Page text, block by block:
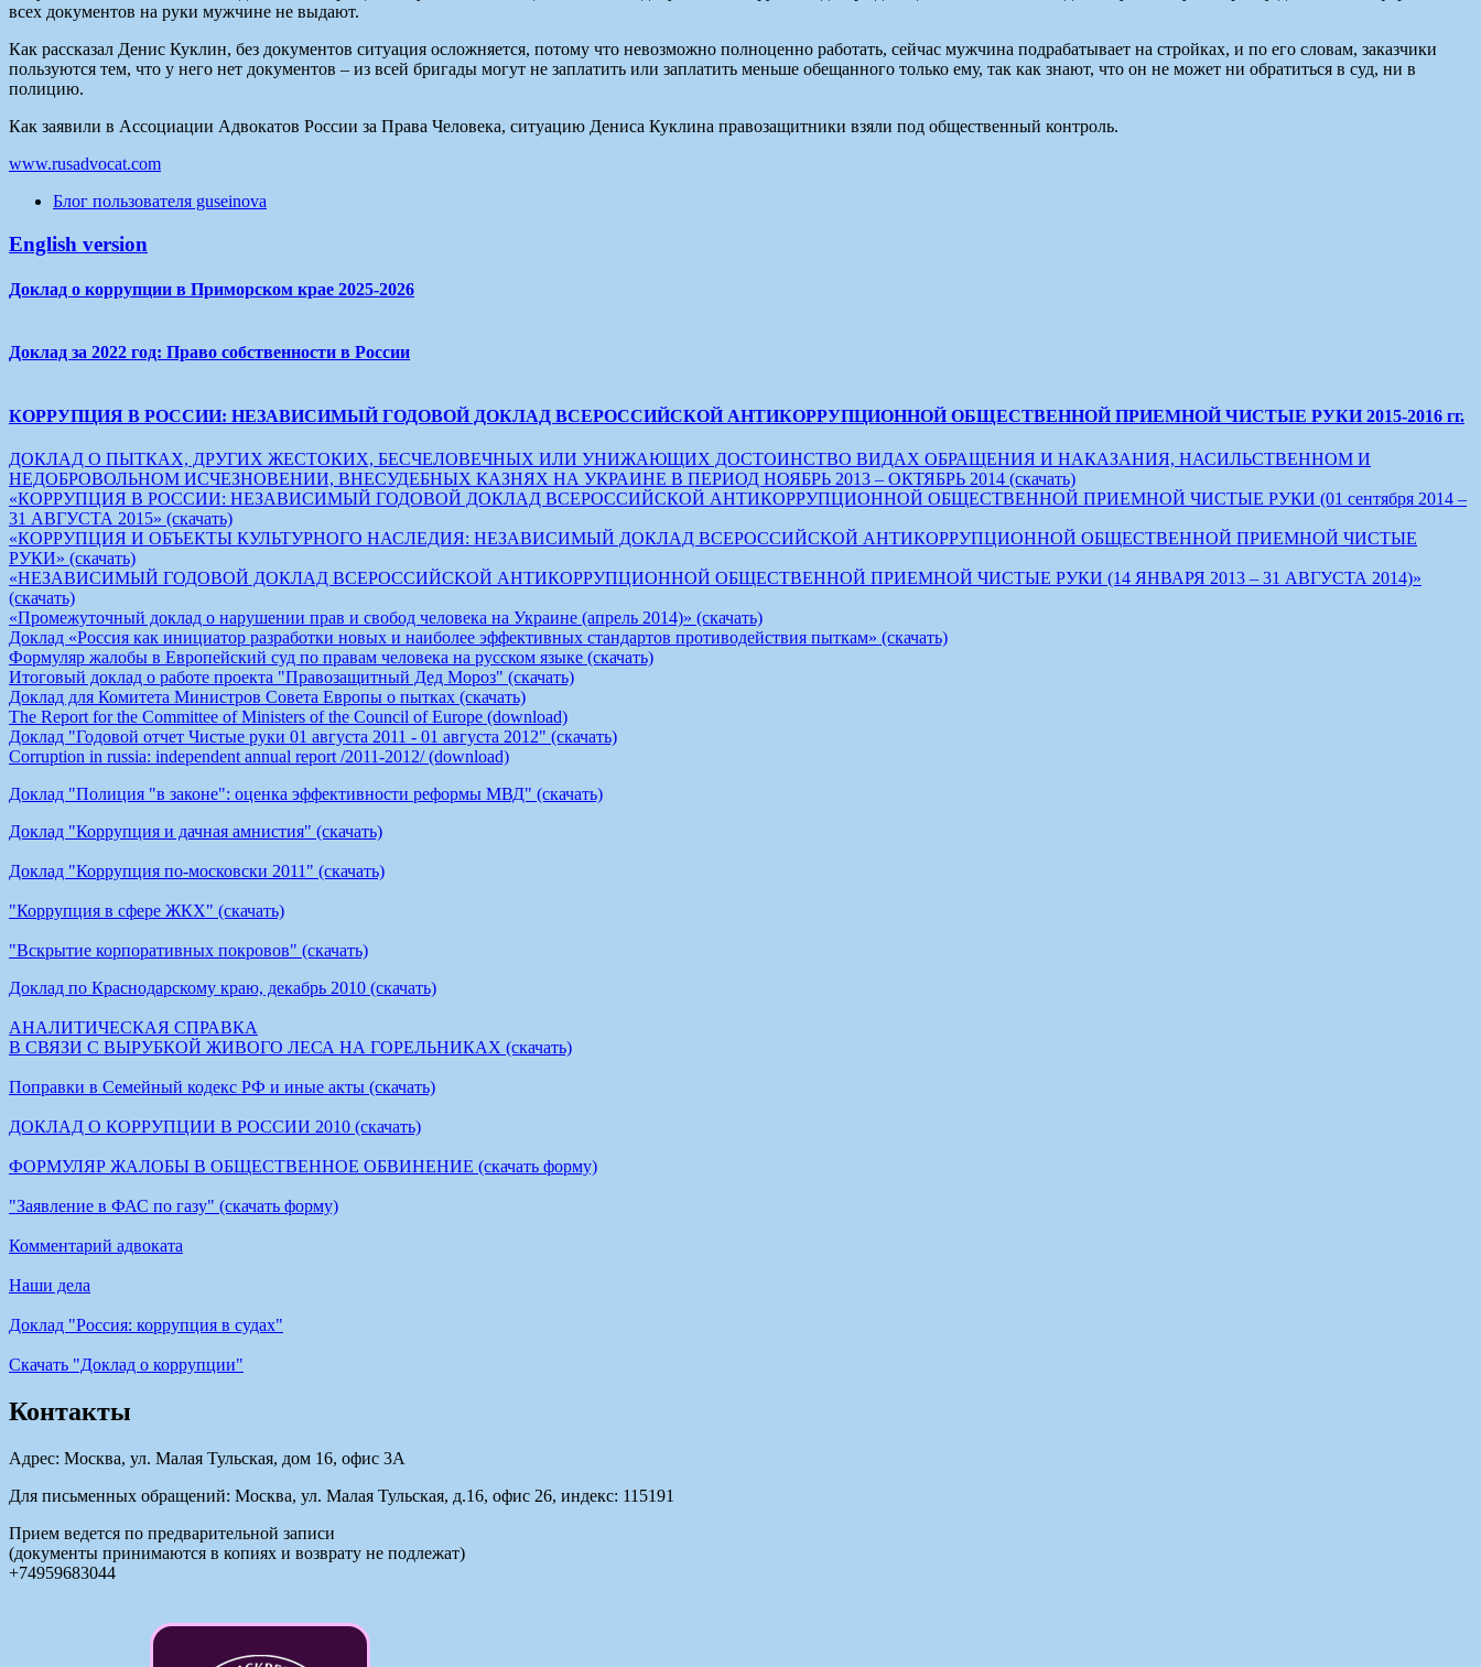
всех документов на руки мужчине не выдают.
Как рассказал Денис Куклин, без документов ситуация осложняется, потому что невозможно полноценно работать, сейчас мужчина подрабатывает на стройках, и по его словам, заказчики
пользуются тем, что у него нет документов – из всей бригады могут не заплатить или заплатить меньше обещанного только ему, так как знают, что он не может ни обратиться в суд, ни в
полицию.
Как заявили в Ассоциации Адвокатов России за Права Человека, ситуацию Дениса Куклина правозащитники взяли под общественный контроль.
www.rusadvocat.com
Блог пользователя guseinova
English version
Доклад о коррупции в Приморском крае 2025-2026
Доклад за 2022 год: Право собственности в России
КОРРУПЦИЯ В РОССИИ: НЕЗАВИСИМЫЙ ГОДОВОЙ ДОКЛАД ВСЕРОССИЙСКОЙ АНТИКОРРУПЦИОННОЙ ОБЩЕСТВЕННОЙ ПРИЕМНОЙ ЧИСТЫЕ РУКИ 2015-2016 гг.
ДОКЛАД О ПЫТКАХ, ДРУГИХ ЖЕСТОКИХ, БЕСЧЕЛОВЕЧНЫХ ИЛИ УНИЖАЮЩИХ ДОСТОИНСТВО ВИДАХ ОБРАЩЕНИЯ И НАКАЗАНИЯ, НАСИЛЬСТВЕННОМ И
НЕДОБРОВОЛЬНОМ ИСЧЕЗНОВЕНИИ, ВНЕСУДЕБНЫХ КАЗНЯХ НА УКРАИНЕ В ПЕРИОД НОЯБРЬ 2013 – ОКТЯБРЬ 2014 (скачать)
«КОРРУПЦИЯ В РОССИИ: НЕЗАВИСИМЫЙ ГОДОВОЙ ДОКЛАД ВСЕРОССИЙСКОЙ АНТИКОРРУПЦИОННОЙ ОБЩЕСТВЕННОЙ ПРИЕМНОЙ ЧИСТЫЕ РУКИ (01 сентября 2014 –
31 АВГУСТА 2015» (скачать)
«КОРРУПЦИЯ И ОБЪЕКТЫ КУЛЬТУРНОГО НАСЛЕДИЯ: НЕЗАВИСИМЫЙ ДОКЛАД ВСЕРОССИЙСКОЙ АНТИКОРРУПЦИОННОЙ ОБЩЕСТВЕННОЙ ПРИЕМНОЙ ЧИСТЫЕ
РУКИ» (скачать)
«НЕЗАВИСИМЫЙ ГОДОВОЙ ДОКЛАД ВСЕРОССИЙСКОЙ АНТИКОРРУПЦИОННОЙ ОБЩЕСТВЕННОЙ ПРИЕМНОЙ ЧИСТЫЕ РУКИ (14 ЯНВАРЯ 2013 – 31 АВГУСТА 2014)»
(скачать)
«Промежуточный доклад о нарушении прав и свобод человека на Украине (апрель 2014)» (скачать)
Доклад «Россия как инициатор разработки новых и наиболее эффективных стандартов противодействия пыткам» (скачать)
Формуляр жалобы в Европейский суд по правам человека на русском языке (скачать)
Итоговый доклад о работе проекта "Правозащитный Дед Мороз" (скачать)
Доклад для Комитета Министров Совета Европы о пытках (скачать)
The Report for the Committee of Ministers of the Council of Europe (download)
Доклад "Годовой отчет Чистые руки 01 августа 2011 - 01 августа 2012" (скачать)
Corruption in russia: independent annual report /2011-2012/ (download)
Доклад "Полиция "в законе": оценка эффективности реформы МВД" (скачать)
Доклад "Коррупция и дачная амнистия" (скачать)
Доклад "Коррупция по-московски 2011" (скачать)
"Коррупция в сфере ЖКХ" (скачать)
"Вскрытие корпоративных покровов" (скачать)
Доклад по Краснодарскому краю, декабрь 2010 (скачать)
АНАЛИТИЧЕСКАЯ СПРАВКА
В СВЯЗИ С ВЫРУБКОЙ ЖИВОГО ЛЕСА НА ГОРЕЛЬНИКАХ (скачать)
Поправки в Семейный кодекс РФ и иные акты (скачать)
ДОКЛАД О КОРРУПЦИИ В РОССИИ 2010 (скачать)
ФОРМУЛЯР ЖАЛОБЫ В ОБЩЕСТВЕННОЕ ОБВИНЕНИЕ (скачать форму)
"Заявление в ФАС по газу" (скачать форму)
Комментарий адвоката
Наши дела
Доклад "Россия: коррупция в судах"
Cкачать "Доклад о коррупции"
Контакты
Адрес: Москва, ул. Малая Тульская, дом 16, офис 3А
Для письменных обращений: Москва, ул. Малая Тульская, д.16, офис 26, индекс: 115191
Прием ведется по предварительной записи
(документы принимаются в копиях и возврату не подлежат)
+74959683044